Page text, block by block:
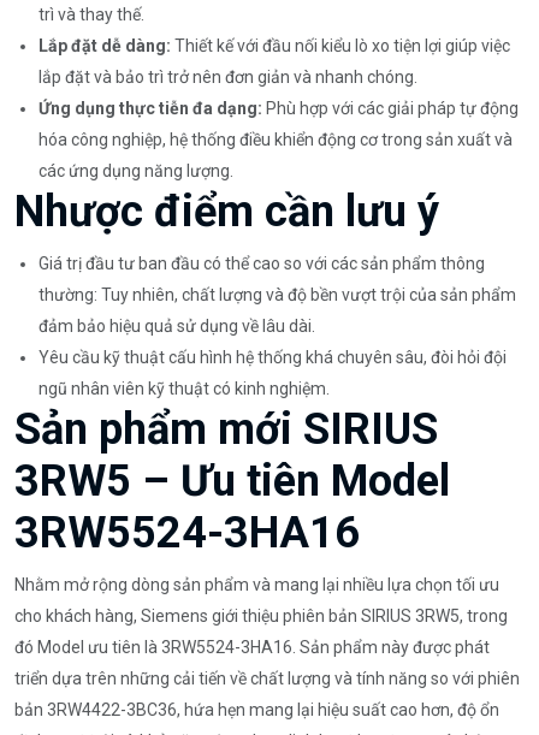
trì và thay thế.
Lắp đặt dễ dàng: Thiết kế với đầu nối kiểu lò xo tiện lợi giúp việc
lắp đặt và bảo trì trở nên đơn giản và nhanh chóng.
Ứng dụng thực tiễn đa dạng: Phù hợp với các giải pháp tự động
hóa công nghiệp, hệ thống điều khiển động cơ trong sản xuất và
các ứng dụng năng lượng.
Nhược điểm cần lưu ý
Giá trị đầu tư ban đầu có thể cao so với các sản phẩm thông
thường: Tuy nhiên, chất lượng và độ bền vượt trội của sản phẩm
đảm bảo hiệu quả sử dụng về lâu dài.
Yêu cầu kỹ thuật cấu hình hệ thống khá chuyên sâu, đòi hỏi đội
ngũ nhân viên kỹ thuật có kinh nghiệm.
Sản phẩm mới SIRIUS
3RW5 – Ưu tiên Model
3RW5524-3HA16
Nhằm mở rộng dòng sản phẩm và mang lại nhiều lựa chọn tối ưu
cho khách hàng, Siemens giới thiệu phiên bản SIRIUS 3RW5, trong
đó Model ưu tiên là 3RW5524-3HA16. Sản phẩm này được phát
triển dựa trên những cải tiến về chất lượng và tính năng so với phiên
bản 3RW4422-3BC36, hứa hẹn mang lại hiệu suất cao hơn, độ ổn